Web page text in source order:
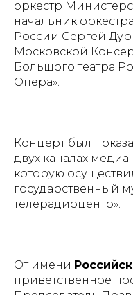
оркестр
начальник
России Сергей
Московской
Большого театра
Опера».
Концерт был
двух каналах
которую
государственный
телерадиоцентр».
От имени
приветственное